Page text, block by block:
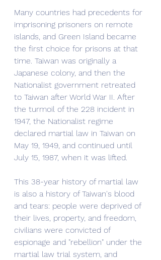
Many countries had precedents for
imprisoning prisoners on remote
islands, and Green Island became
the first choice for prisons at that
time. Taiwan was originally a
Japanese colony, and then the
Nationalist government retreated
to Taiwan after World War II. After
the turmoil of the 228 incident in
1947, the Nationalist regime
declared martial law in Taiwan on
May 19, 1949, and continued until
July 15, 1987, when it was lifted.
This 38-year history of martial law
is also a history of Taiwan's blood
and tears: people were deprived of
their lives, property, and freedom,
civilians were convicted of
espionage and "rebellion" under the
martial law trial system, and